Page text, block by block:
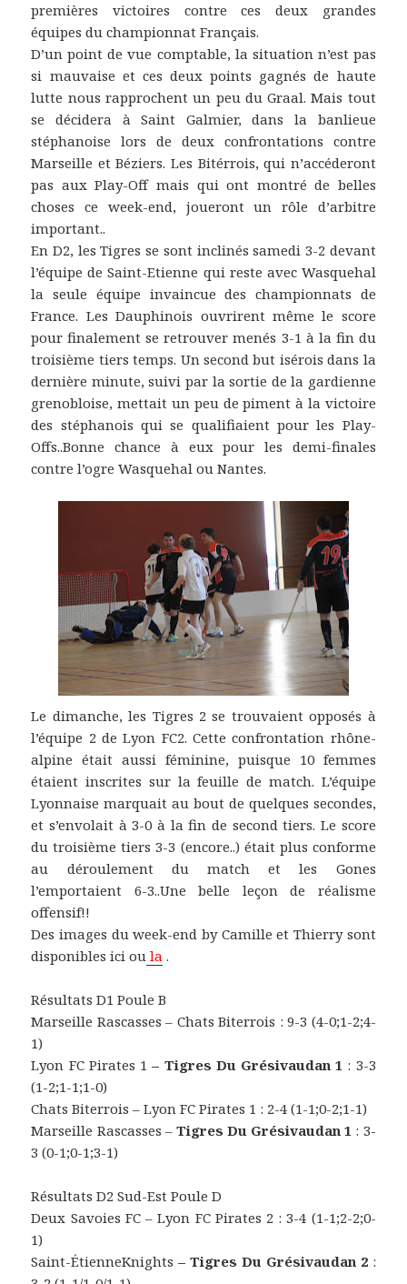
premières victoires contre ces deux grandes
équipes du championnat Français.
D’un point de vue comptable, la situation n’est pas
si mauvaise et ces deux points gagnés de haute
lutte nous rapprochent un peu du Graal. Mais tout
se décidera à Saint Galmier, dans la banlieue
stéphanoise lors de deux confrontations contre
Marseille et Béziers. Les Bitérrois, qui n’accéderont
pas aux Play-Off mais qui ont montré de belles
choses ce week-end, joueront un rôle d’arbitre
important..
En D2, les Tigres se sont inclinés samedi 3-2 devant
l’équipe de Saint-Etienne qui reste avec Wasquehal
la seule équipe invaincue des championnats de
France. Les Dauphinois ouvrirent même le score
pour finalement se retrouver menés 3-1 à la fin du
troisième tiers temps. Un second but isérois dans la
dernière minute, suivi par la sortie de la gardienne
grenobloise, mettait un peu de piment à la victoire
des stéphanois qui se qualifiaient pour les Play-
Offs..Bonne chance à eux pour les demi-finales
contre l’ogre Wasquehal ou Nantes.
Le dimanche, les Tigres 2 se trouvaient opposés à
l’équipe 2 de Lyon FC2. Cette confrontation rhône-
alpine était aussi féminine, puisque 10 femmes
étaient inscrites sur la feuille de match. L’équipe
Lyonnaise marquait au bout de quelques secondes,
et s’envolait à 3-0 à la fin de second tiers. Le score
du troisième tiers 3-3 (encore..) était plus conforme
au déroulement du match et les Gones
l’emportaient 6-3..Une belle leçon de réalisme
offensif!!
Des images du week-end by Camille et Thierry sont
disponibles ici ou la .
Résultats D1 Poule B
Marseille Rascasses – Chats Biterrois : 9-3 (4-0;1-2;4-
1)
Lyon FC Pirates 1– Tigres Du Grésivaudan 1 : 3-3
(1-2;1-1;1-0)
Chats Biterrois – Lyon FC Pirates 1 : 2-4 (1-1;0-2;1-1)
Marseille Rascasses – Tigres Du Grésivaudan 1 : 3-
3 (0-1;0-1;3-1)
Résultats D2 Sud-Est Poule D
Deux Savoies FC – Lyon FC Pirates 2 : 3-4 (1-1;2-2;0-
1)
Saint-ÉtienneKnights– Tigres Du Grésivaudan 2: